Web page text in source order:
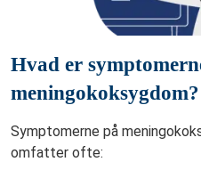
Hvad er
meningokoksygdom?
Symptomerne på
omfatter ofte: